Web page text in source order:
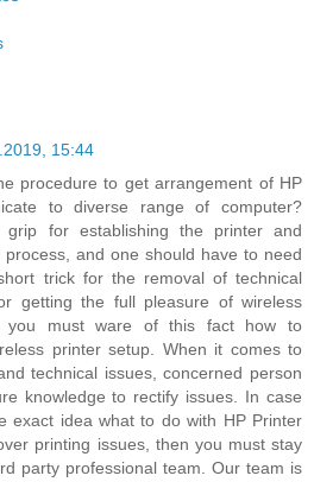
15:44
procedure to get arrangement of HP
to diverse range of computer?
grip for establishing the printer and
and one should have to need
trick for the removal of technical
getting the full pleasure of wireless
you must ware of this fact how to
printer setup. When it comes to
technical issues, concerned person
knowledge to rectify issues. In case
exact idea what to do with HP Printer
printing issues, then you must stay
party professional team. Our team is